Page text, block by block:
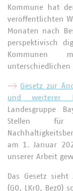
Kommune hat
veröffentlichten
Monaten nach
perspektivisch
Kommunen
Gesetz zur
und weiterer
Landesgruppe
Stellen für
am 1. Januar
unserer Arbeit
Das Gesetz
(GO, LKrO,